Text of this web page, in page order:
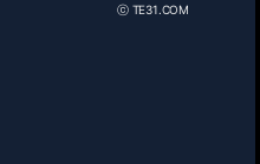
ⓒ TE31.COM